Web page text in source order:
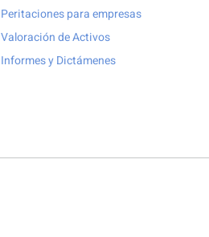
Peritaciones para empresas
Valoración de Activos
Informes y Dictámenes